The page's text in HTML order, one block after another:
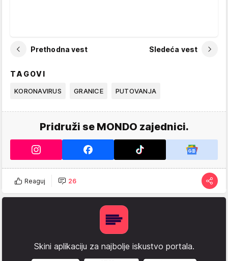
Prethodna vest Sledeća vest
TAGOVI
KORONAVIRUS GRANICE PUTOVANJA
Pridruži se MONDO zajednici.
Reaguj 26
Skini aplikaciju za najbolje iskustvo portala.